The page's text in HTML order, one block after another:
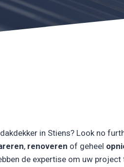
in Stiens? Look no
, renoveren of geheel
de expertise om uw